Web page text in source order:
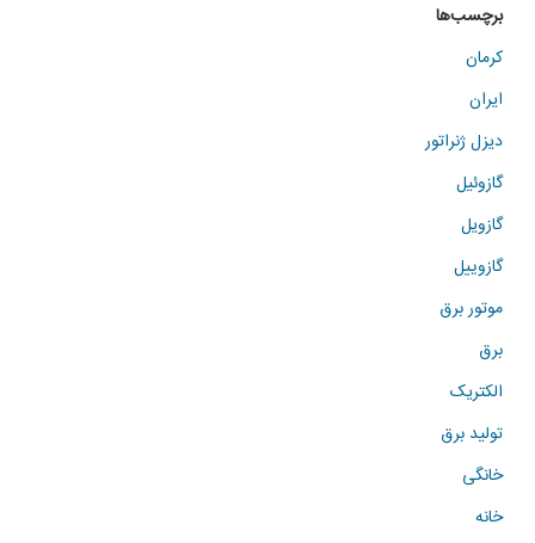
برچسب‌ها
کرمان
ایران
دیزل ژنراتور
گازوئیل
گازویل
گازوییل
موتور برق
برق
الکتریک
تولید برق
خانگی
خانه